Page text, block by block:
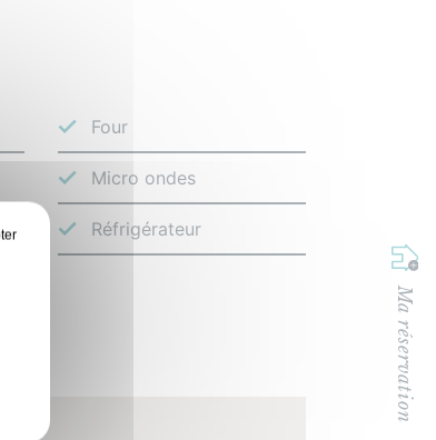
Ma réservation
Four
Micro ondes
Réfrigérateur